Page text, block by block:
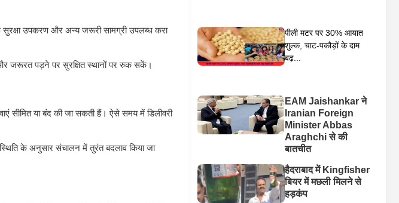
सुरक्षा उपकरण और अन्य जरूरी सामग्री उपलब्ध करा
और जरूरत पड़ने पर सुरक्षित स्थानों पर रुक सकें।
सीमित या बंद की जा सकती हैं। ऐसे समय में डिलीवरी
के अनुसार संचालन में तुरंत बदलाव किया जा
पीली मटर पर 30% आयात
शुल्क, चाट-पकौड़ों के दाम
बढ़...
EAM Jaishankar ने
Iranian Foreign
Minister Abbas
Araghchi से की
बातचीत
हैदराबाद में Kingfisher
बियर में मछली मिलने से
हड़कंप